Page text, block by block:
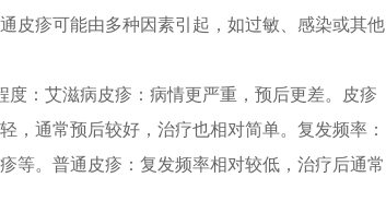
皮疹可能由多种因素引起，如过敏、感染或其他
：艾滋病皮疹：病情更严重，预后更差。皮疹
，通常预后较好，治疗也相对简单。复发频率：
等。普通皮疹：复发频率相对较低，治疗后通常